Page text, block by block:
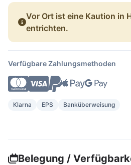
Vor Ort ist eine Kaution in
entrichten.
Verfügbare Zahlungsmethoden
Klarna EPS Banküberweisung
Belegung /